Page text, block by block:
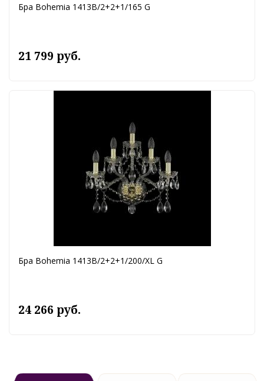
Бра Bohemia 1413B/2+2+1/165 G
21 799 руб.
Бра Bohemia 1413B/2+2+1/200/XL G
24 266 руб.